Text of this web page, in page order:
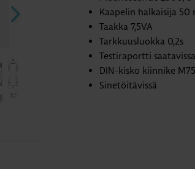
Kaapelin halkaisija 50
Taakka 7,5VA
Tarkkuusluokka 0,2s
Testiraportti saatavissa
DIN-kisko kiinnike
Sinetöitävissä